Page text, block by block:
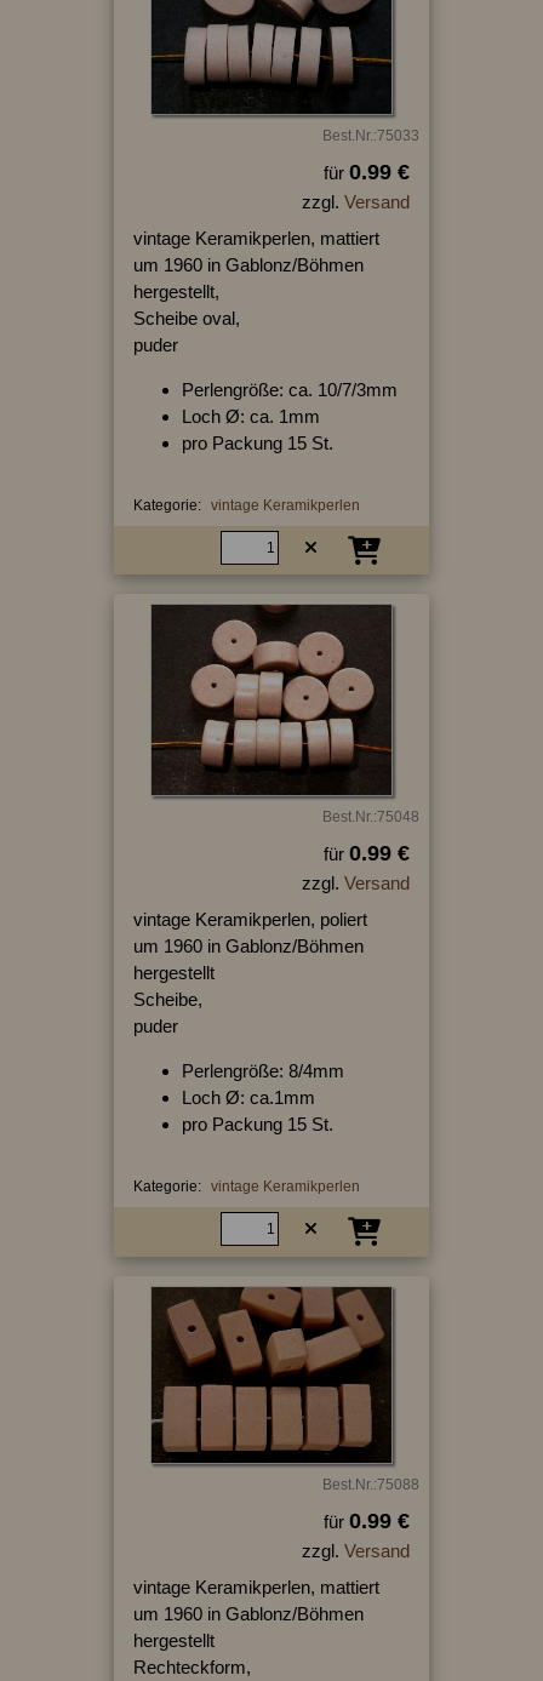
Best.Nr.:75033
für 0.99 €
zzgl. Versand
vintage Keramikperlen, mattiert
um 1960 in Gablonz/Böhmen
hergestellt,
Scheibe oval,
puder
Perlengröße: ca. 10/7/3mm
Loch Ø: ca. 1mm
pro Packung 15 St.
Kategorie: vintage Keramikperlen
Best.Nr.:75048
für 0.99 €
zzgl. Versand
vintage Keramikperlen, poliert
um 1960 in Gablonz/Böhmen
hergestellt
Scheibe,
puder
Perlengröße: 8/4mm
Loch Ø: ca.1mm
pro Packung 15 St.
Kategorie: vintage Keramikperlen
Best.Nr.:75088
für 0.99 €
zzgl. Versand
vintage Keramikperlen, mattiert
um 1960 in Gablonz/Böhmen
hergestellt
Rechteckform,